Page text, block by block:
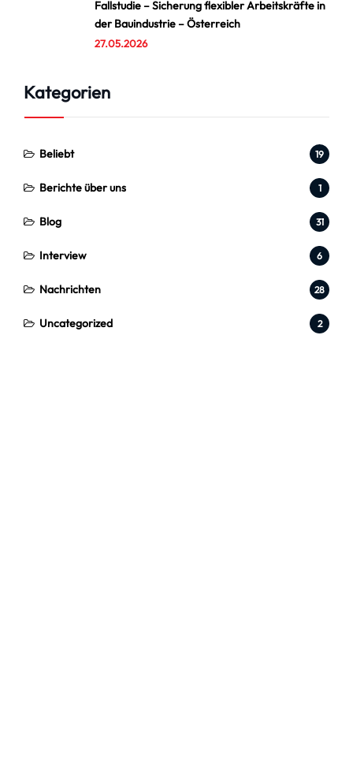
Fallstudie – Sicherung flexibler Arbeitskräfte in
der Bauindustrie – Österreich
27.05.2026
Kategorien
Beliebt 19
Berichte über uns 1
Blog 31
Interview 6
Nachrichten 28
Uncategorized 2